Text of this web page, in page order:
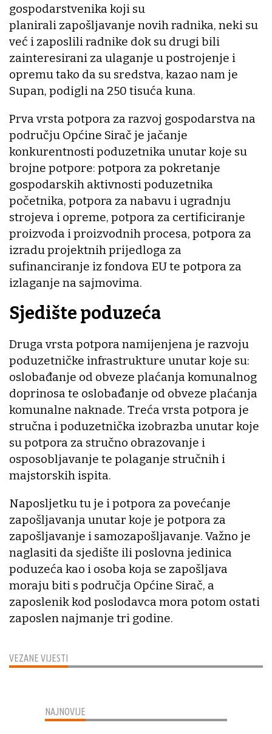
VEZANE VIJESTI
gospodarstvenika koji su
planirali zapošljavanje novih radnika, neki su
već i zaposlili radnike dok su drugi bili
zainteresirani za ulaganje u postrojenje i
opremu tako da su sredstva, kazao nam je
Supan, podigli na 250 tisuća kuna.
Prva vrsta potpora za razvoj gospodarstva na
području Općine Sirač je jačanje
konkurentnosti poduzetnika unutar koje su
brojne potpore: potpora za pokretanje
gospodarskih aktivnosti poduzetnika
početnika, potpora za nabavu i ugradnju
strojeva i opreme, potpora za certificiranje
proizvoda i proizvodnih procesa, potpora za
izradu projektnih prijedloga za
sufinanciranje iz fondova EU te potpora za
izlaganje na sajmovima.
Sjedište poduzeća
Druga vrsta potpora namijenjena je razvoju
poduzetničke infrastrukture unutar koje su:
oslobađanje od obveze plaćanja komunalnog
doprinosa te oslobađanje od obveze plaćanja
komunalne naknade. Treća vrsta potpora je
stručna i poduzetnička izobrazba unutar koje
su potpora za stručno obrazovanje i
osposobljavanje te polaganje stručnih i
majstorskih ispita.
Naposljetku tu je i potpora za povećanje
zapošljavanja unutar koje je potpora za
zapošljavanje i samozapošljavanje. Važno je
naglasiti da sjedište ili poslovna jedinica
poduzeća kao i osoba koja se zapošljava
moraju biti s područja Općine Sirač, a
zaposlenik kod poslodavca mora potom ostati
zaposlen najmanje tri godine.
NAJNOVIJE